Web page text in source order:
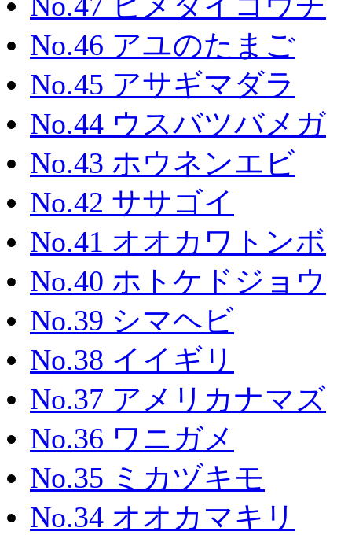
No.46 アユのたまご
No.45 アサギマダラ
No.44 ウスバツバメガ
No.43 ホウネンエビ
No.42 ササゴイ
No.41 オオカワトンボ
No.40 ホトケドジョウ
No.39 シマヘビ
No.38 イイギリ
No.37 アメリカナマズ
No.36 ワニガメ
No.35 ミカヅキモ
No.34 オオカマキリ